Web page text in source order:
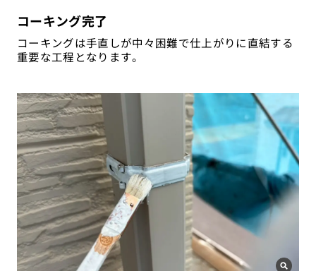
コーキング完了
コーキングは手直しが中々困難で仕上がりに直結する
重要な工程となります。